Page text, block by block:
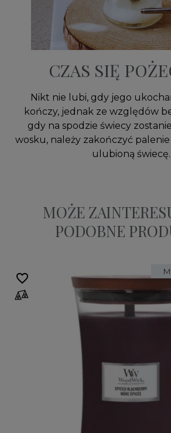
CZAS SIĘ
Nikt nie lubi, gdy jego
kończy, jednak ze względów
gdy na spodzie świecy
wosku, należy zakończyć
ulubioną świecę.
MOŻE
PODOBNE
favorite_border